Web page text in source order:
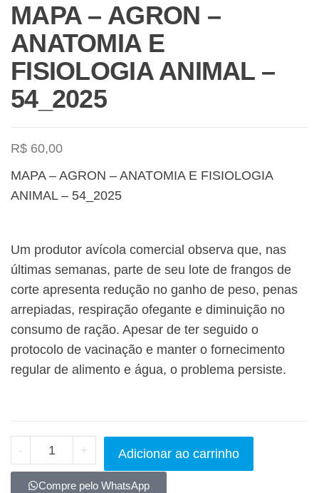
MAPA – AGRON –
ANATOMIA E
FISIOLOGIA ANIMAL –
54_2025
R$ 60,00
MAPA – AGRON – ANATOMIA E FISIOLOGIA
ANIMAL – 54_2025
Um produtor avícola comercial observa que, nas
últimas semanas, parte de seu lote de frangos de
corte apresenta redução no ganho de peso, penas
arrepiadas, respiração ofegante e diminuição no
consumo de ração. Apesar de ter seguido o
protocolo de vacinação e manter o fornecimento
regular de alimento e água, o problema persiste.
- + Adicionar ao carrinho
Compre pelo WhatsApp